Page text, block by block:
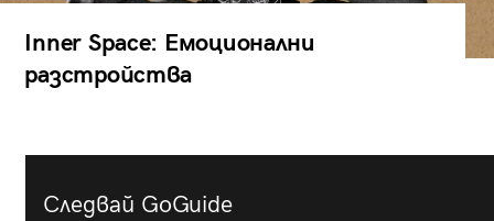
Inner Space: Емоционални
разстройства
Следвай GoGuide